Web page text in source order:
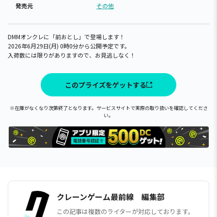
発売元 その他
DMMオンクレに「前おとし」で登場します！
2026年6月29日(月) 0時0分から公開予定です。
入荷数には限りがありますので、お見逃しなく！
このプライズをゲットする
※在庫がなくなり次第終了となります。サービスサイトで実際の取り扱いを確認してくださ
い。
クレーンゲーム最前線 編集部
この記事は複数のライターが対応しております。